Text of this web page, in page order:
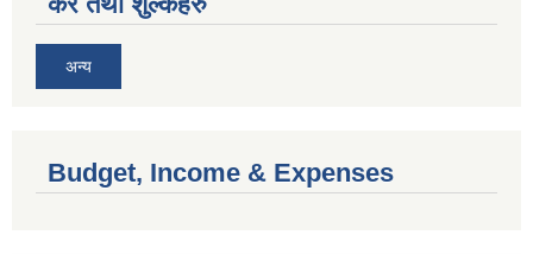
अन्य
Budget, Income & Expenses